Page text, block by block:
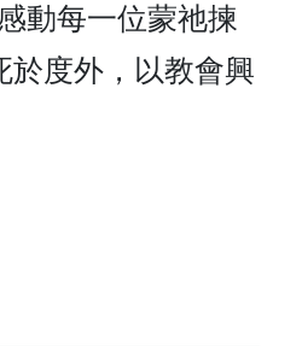
動每一位蒙祂揀
於度外，以教會興